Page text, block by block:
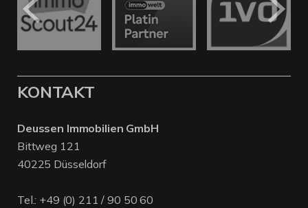
KONTAKT
Deussen Immobilien GmbH
Bittweg 121
40225 Düsseldorf
Tel.: +49 (0) 211 / 90 50 60